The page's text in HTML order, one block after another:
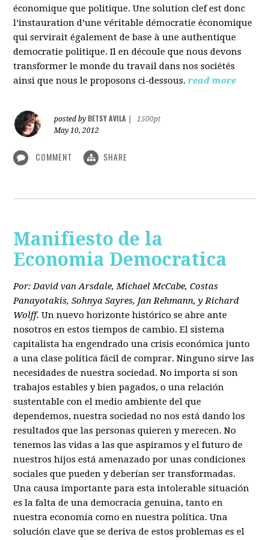
économique que politique. Une solution clef est donc
l’instauration d’une véritable démocratie économique
qui servirait également de base à une authentique
democratie politique. Il en découle que nous devons
transformer le monde du travail dans nos sociétés
ainsi que nous le proposons ci-dessous. read more
posted by BETSY AVILA
1500pt
May 10, 2012
COMMENT SHARE
Manifiesto de la
Economia Democratica
Por: David van Arsdale, Michael McCabe, Costas
Panayotakis, Sohnya Sayres, Jan Rehmann, y Richard
Wolff. Un nuevo horizonte histórico se abre ante
nosotros en estos tiempos de cambio. El sistema
capitalista ha engendrado una crisis económica junto
a una clase política fácil de comprar. Ninguno sirve las
necesidades de nuestra sociedad. No importa si son
trabajos estables y bien pagados, o una relación
sustentable con el medio ambiente del que
dependemos, nuestra sociedad no nos está dando los
resultados que las personas quieren y merecen. No
tenemos las vidas a las que aspiramos y el futuro de
nuestros hijos está amenazado por unas condiciones
sociales que pueden y deberían ser transformadas.
Una causa importante para esta intolerable situación
es la falta de una democracia genuina, tanto en
nuestra economía como en nuestra política. Una
solución clave que se deriva de estos problemas es el